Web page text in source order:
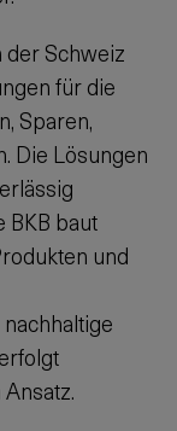
der Schweiz
für die
Sparen,
Die Lösungen
BKB baut
und